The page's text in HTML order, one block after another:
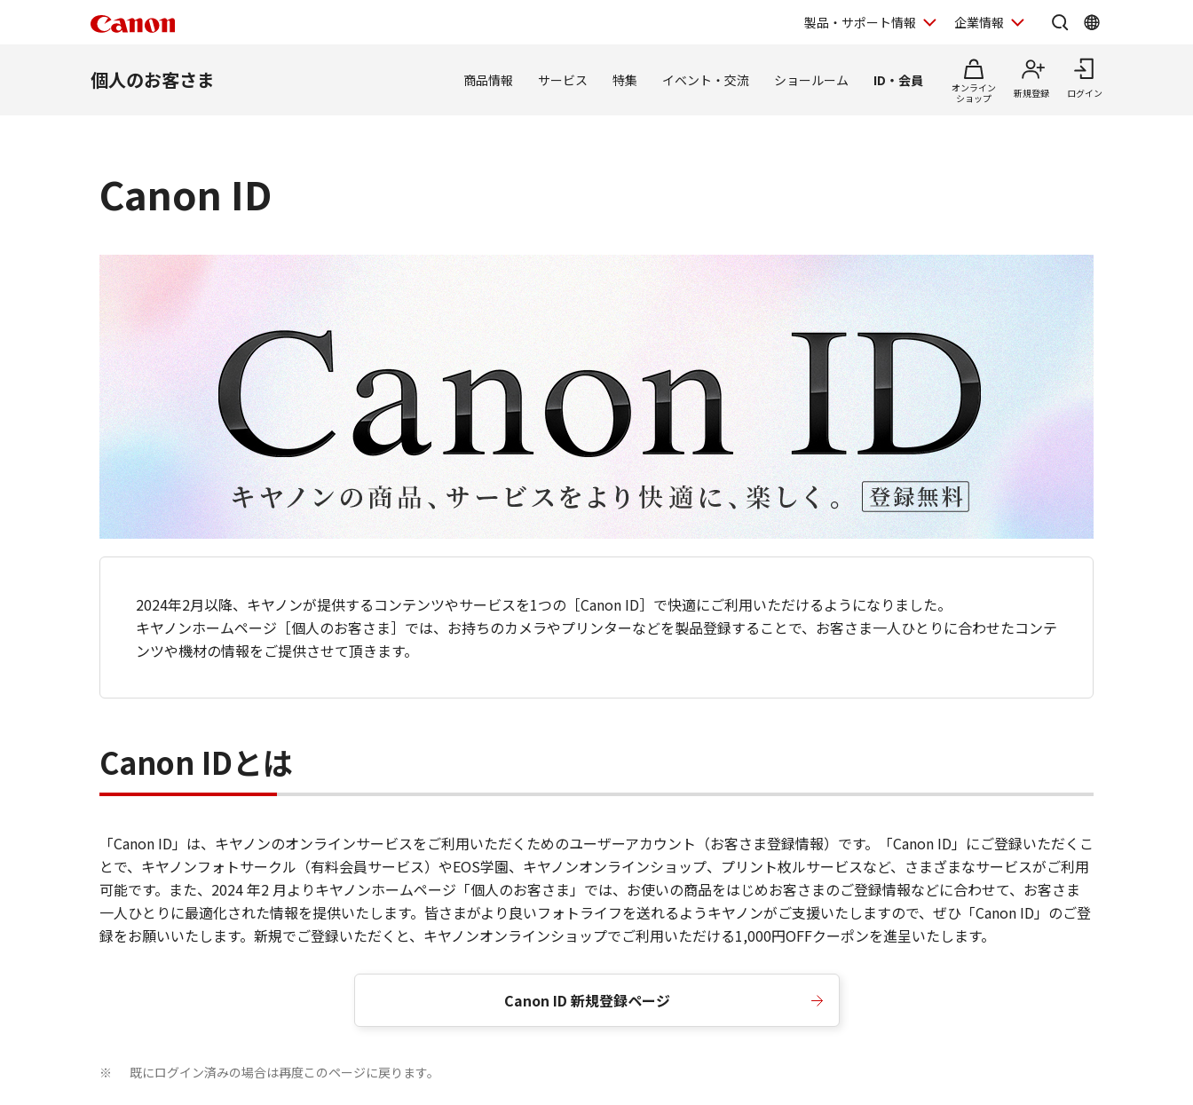
製品・サポート情報 企業情報
個人のお客さま 商品情報 サービス 特集 イベント・交流 ショールーム ID・会員
オンライン
ショップ
新規登録 ログイン
Canon ID
2024年2月以降、キヤノンが提供するコンテンツやサービスを1つの［Canon ID］で快適にご利用いただけるようになりました。
キヤノンホームページ［個人のお客さま］では、お持ちのカメラやプリンターなどを製品登録することで、お客さま一人ひとりに合わせたコンテ
ンツや機材の情報をご提供させて頂きます。
Canon IDとは
「Canon ID」は、キヤノンのオンラインサービスをご利用いただくためのユーザーアカウント（お客さま登録情報）です。「Canon ID」にご登録いただくこ
とで、キヤノンフォトサークル（有料会員サービス）やEOS学園、キヤノンオンラインショップ、プリント枚ルサービスなど、さまざまなサービスがご利用
可能です。また、2024 年2 月よりキヤノンホームページ「個人のお客さま」では、お使いの商品をはじめお客さまのご登録情報などに合わせて、お客さま
一人ひとりに最適化された情報を提供いたします。皆さまがより良いフォトライフを送れるようキヤノンがご支援いたしますので、ぜひ「Canon ID」のご登
録をお願いいたします。新規でご登録いただくと、キヤノンオンラインショップでご利用いただける1,000円OFFクーポンを進呈いたします。
Canon ID 新規登録ページ
※ 既にログイン済みの場合は再度このページに戻ります。